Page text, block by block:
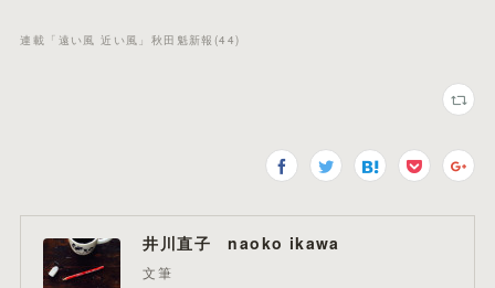
連載「遠い風 近い風」秋田魁新報 (44)
井川直子 naoko ikawa
文筆